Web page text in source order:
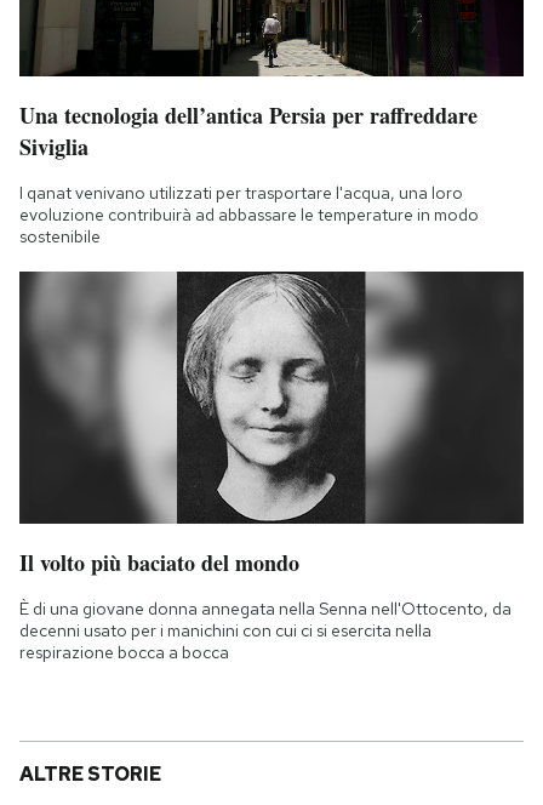
Una tecnologia dell’antica Persia per raffreddare
Siviglia
I qanat venivano utilizzati per trasportare l'acqua, una loro
evoluzione contribuirà ad abbassare le temperature in modo
sostenibile
Il volto più baciato del mondo
È di una giovane donna annegata nella Senna nell'Ottocento, da
decenni usato per i manichini con cui ci si esercita nella
respirazione bocca a bocca
ALTRE STORIE